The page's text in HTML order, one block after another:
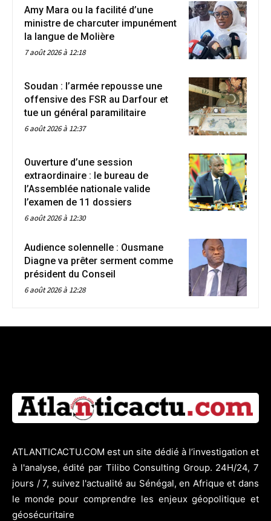
Amy Mara ou la facilité d’une
ministre de charcuter impunément
la langue de Molière
7 août 2026 à 12:18
Soudan : l’armée repousse une
offensive des FSR au Darfour et
tue un général paramilitaire
6 août 2026 à 12:37
Ouverture d’une session
extraordinaire : le bureau de
l’Assemblée nationale valide
l’examen de 11 dossiers
6 août 2026 à 12:30
Audience solennelle : Ousmane
Diagne va prêter serment comme
président du Conseil
6 août 2026 à 12:28
ATLANTICACTU.COM est un site dédié à l’investigation et
à l'analyse, édité par Tilibo Consulting Group. 24H/24, 7
jours / 7, suivez l'actualité au Sénégal, en Afrique et dans
le monde pour comprendre les enjeux géopolitique et
géosécuritaire